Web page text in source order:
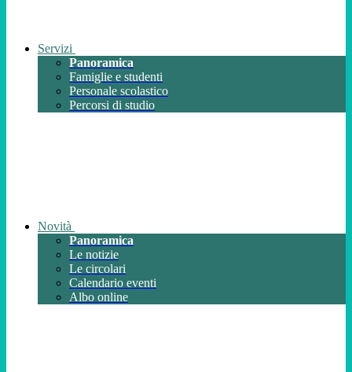
Servizi
Panoramica
Famiglie e studenti
Personale scolastico
Percorsi di studio
Novità
Panoramica
Le notizie
Le circolari
Calendario eventi
Albo online